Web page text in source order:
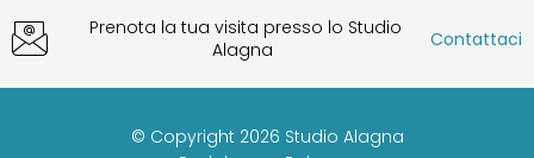
Prenota la tua visita presso lo Studio
Alagna
Contattaci
© Copyright 2026 Studio Alagna